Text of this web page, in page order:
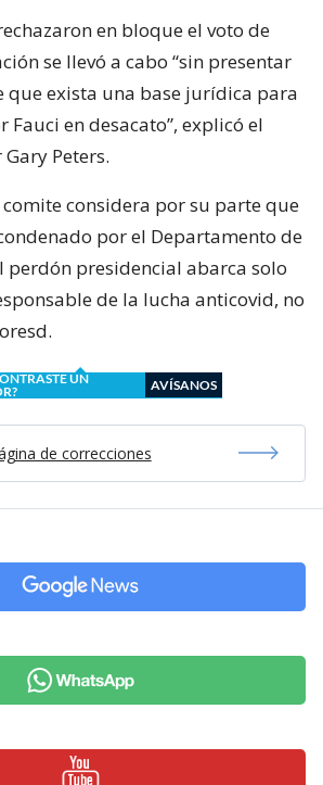
en bloque el voto de
se llevó a cabo “sin presentar
que exista una base jurídica para
en desacato”, explicó el
Peters.
considera por su parte que
por el Departamento de
perdón presidencial abarca solo
de la lucha anticovid, no
UN
AVÍSANOS
de correcciones